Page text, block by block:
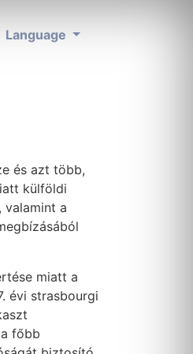
Language
és azt több,
külföldi
valamint a
miatt a
évi strasbourgi
főbb